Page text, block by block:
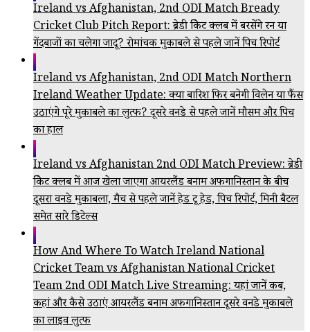
Ireland vs Afghanistan, 2nd ODI Match Bready
Cricket Club Pitch Report: ब्रेडी क्रिकेट क्लब में बरसेंगे रन या
गेंदबाजों का चलेगा जादू? रोमांचक मुकाबले से पहले जानें पिच रिपोर्ट
Ireland vs Afghanistan, 2nd ODI Match Northern
Ireland Weather Update: क्या बारिश फिर बनेगी विलेन या फैंस
उठाएंगे पूरे मुकाबले का लुत्फ? दूसरे वनडे से पहले जानें मौसम और पिच
का हाल
Ireland vs Afghanistan 2nd ODI Match Preview: ब्रेडी
क्रिकेट क्लब में आज खेला जाएगा आयरलैंड बनाम अफगानिस्तान के बीच
दूसरा वनडे मुकाबला, मैच से पहले जानें हेड टू हेड, पिच रिपोर्ट, मिनी बैटल
समेत सारे डिटेल्स
How And Where To Watch Ireland National
Cricket Team vs Afghanistan National Cricket
Team 2nd ODI Match Live Streaming: यहां जानें कब,
कहां और कैसे उठाएं आयरलैंड बनाम अफगानिस्तान दूसरे वनडे मुकाबले
का लाइव लुत्फ